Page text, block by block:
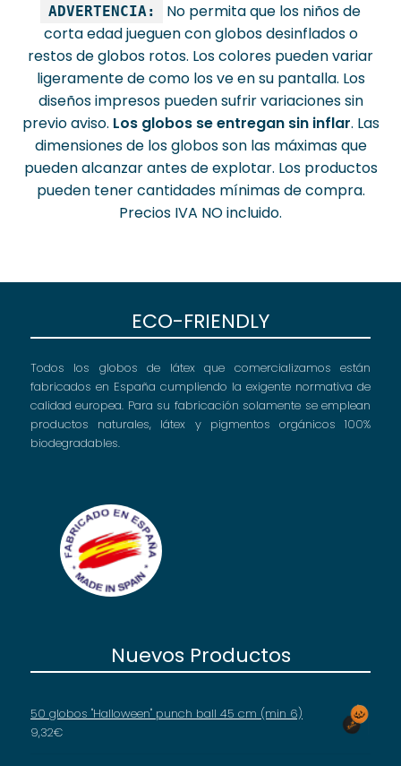
ADVERTENCIA:
No permita que los niños de
corta edad jueguen con globos desinflados o
restos de globos rotos. Los colores pueden variar
ligeramente de como los ve en su pantalla. Los
diseños impresos pueden sufrir variaciones sin
previo aviso. Los globos se entregan sin inflar. Las
dimensiones de los globos son las máximas que
pueden alcanzar antes de explotar. Los productos
pueden tener cantidades mínimas de compra.
Precios IVA NO incluido.
ECO-FRIENDLY
Todos los globos de látex que comercializamos están
fabricados en España cumpliendo la exigente normativa de
calidad europea. Para su fabricación solamente se emplean
productos naturales, látex y pigmentos orgánicos 100%
biodegradables.
Nuevos Productos
50 globos "Halloween" punch ball 45 cm (min 6)
9,32€